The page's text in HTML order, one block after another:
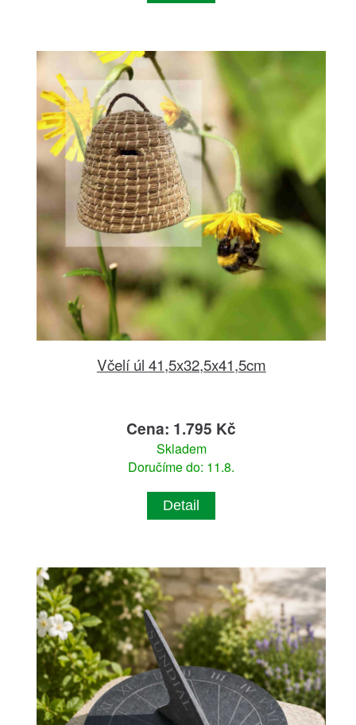
Včelí úl 41,5x32,5x41,5cm
Cena: 1.795 Kč
Skladem
Doručíme do: 11.8.
Detail